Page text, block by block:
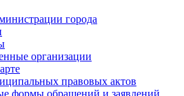
города
организации
правовых актов